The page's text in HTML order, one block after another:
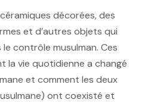
décorées, des
et d’autres objets qui
contrôle musulman. Ces
la vie quotidienne a changé
et comment les deux
ont coexisté et